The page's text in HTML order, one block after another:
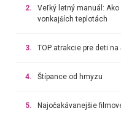
2.
Veľký letný manuál:
vonkajších teplotách
3. TOP atrakcie pre deti na
4. Štípance od hmyzu
5. Najočakávanejšie